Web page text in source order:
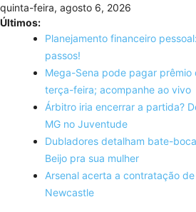
Skip
to
content
quinta-feira, agosto 6, 2026
Últimos:
Planejamento financeiro
passos!
Mega-Sena pode pagar prêmio
terça-feira; acompanhe ao vivo
Árbitro iria encerrar a partida?
MG no Juventude
Dubladores detalham bate-
Beijo pra sua mulher
Arsenal acerta a contratação
Newcastle